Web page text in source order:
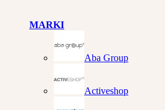
MARKI
Aba Group
Activeshop